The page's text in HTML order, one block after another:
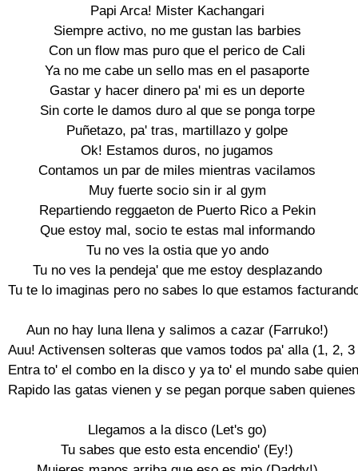
Papi Arca! Mister Kachangari
Siempre activo, no me gustan las barbies
Con un flow mas puro que el perico de Cali
Ya no me cabe un sello mas en el pasaporte
Gastar y hacer dinero pa' mi es un deporte
Sin corte le damos duro al que se ponga torpe
Puñetazo, pa' tras, martillazo y golpe
Ok! Estamos duros, no jugamos
Contamos un par de miles mientras vacilamos
Muy fuerte socio sin ir al gym
Repartiendo reggaeton de Puerto Rico a Pekin
Que estoy mal, socio te estas mal informando
Tu no ves la ostia que yo ando
Tu no ves la pendeja' que me estoy desplazando
Tu te lo imaginas pero no sabes lo que estamos
Aun no hay luna llena y salimos a cazar (Farruko!)
Auu! Activensen solteras que vamos todos pa' alla (1, 2,
Entra to' el combo en la disco y ya to' el mundo sabe
Rapido las gatas vienen y se pegan porque saben
Llegamos a la disco (Let's go)
Tu sabes que esto esta encendio' (Ey!)